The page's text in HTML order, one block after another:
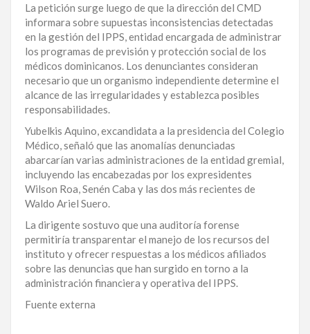
PUERTO
PLATA
CONTÁCTENOS
La petición surge luego de que la dirección del CMD
informara sobre supuestas inconsistencias detectadas
en la gestión del IPPS, entidad encargada de administrar
los programas de previsión y protección social de los
médicos dominicanos. Los denunciantes consideran
necesario que un organismo independiente determine el
alcance de las irregularidades y establezca posibles
responsabilidades.
Yubelkis Aquino, excandidata a la presidencia del Colegio
Médico, señaló que las anomalías denunciadas
abarcarían varias administraciones de la entidad gremial,
incluyendo las encabezadas por los expresidentes
Wilson Roa, Senén Caba y las dos más recientes de
Waldo Ariel Suero.
La dirigente sostuvo que una auditoría forense
permitiría transparentar el manejo de los recursos del
instituto y ofrecer respuestas a los médicos afiliados
sobre las denuncias que han surgido en torno a la
administración financiera y operativa del IPPS.
Fuente externa